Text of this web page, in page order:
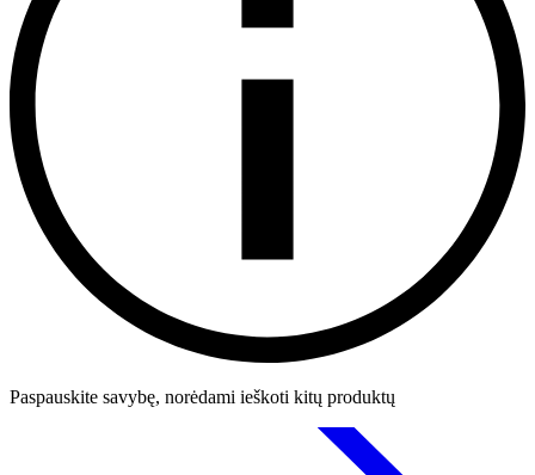
Paspauskite savybę, norėdami ieškoti kitų produktų